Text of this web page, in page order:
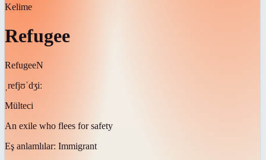
Kelime
Refugee
RefugeeN
ˌrefjʊˈdʒiː
Mülteci
An exile who flees for safety
Eş anlamlılar: Immigrant